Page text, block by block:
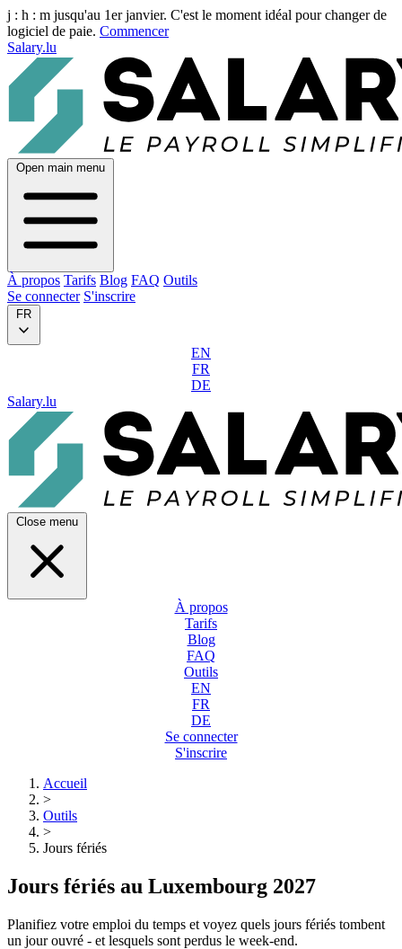
j : h : m jusqu'au 1er janvier. C'est le moment idéal pour changer de
logiciel de paie. Commencer
Salary.lu
Open main menu
À propos Tarifs Blog FAQ Outils
Se connecter S'inscrire
FR
EN
FR
DE
Salary.lu
Close menu
À propos
Tarifs
Blog
FAQ
Outils
EN
FR
DE
Se connecter
S'inscrire
Accueil
>
Outils
>
Jours fériés
Jours fériés au Luxembourg 2027
Planifiez votre emploi du temps et voyez quels jours fériés tombent
un jour ouvré - et lesquels sont perdus le week-end.